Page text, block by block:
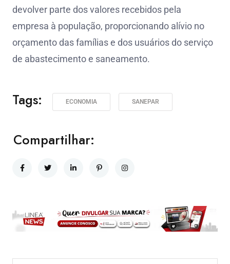
devolver parte dos valores recebidos pela
empresa à população, proporcionando alívio no
orçamento das famílias e dos usuários do serviço
de abastecimento e saneamento.
Tags: ECONOMIA SANEPAR
Compartilhar: